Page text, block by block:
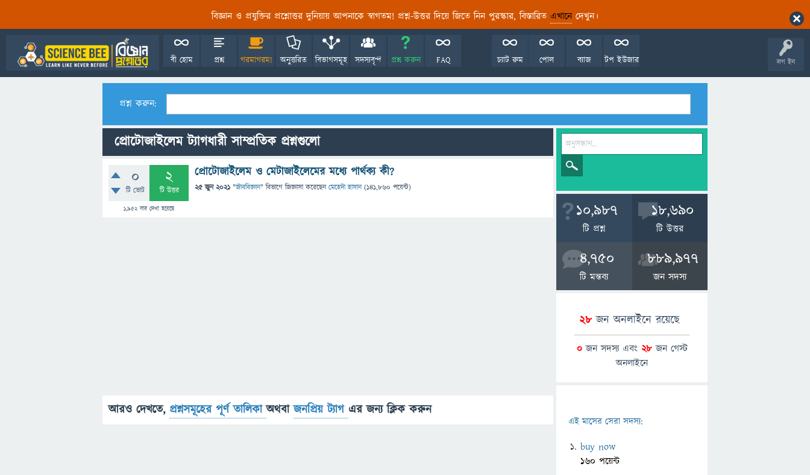
বিজ্ঞান ও প্রযুক্তির প্রশ্নোত্তর দুনিয়ায় আপনাকে স্বাগতম! প্রশ্ন-উত্তর দিয়ে জিতে নিন পুরস্কার, বিস্তারিত এখানেদেখুন।
লগ ইন
বী হোম প্রশ্ন গরমাগরম! অনুত্তরিত বিভাগসমূহ সদস্যবৃন্দ প্রশ্ন করুন FAQ টপ ইউজার
ব্যাজ
পোল
চ্যাট রুম
প্রশ্ন করুন:
প্রোটোজাইলেম ট্যাগধারী সাম্প্রতিক প্রশ্নগুলো
0
টি ভোট
2
টি উত্তর
1,952বার দেখা হয়েছে
প্রোটোজাইলেম ও মেটাজাইলেমের মধ্যে পার্থক্য কী?
25 জুন 2021 "জীববিজ্ঞান" বিভাগে জিজ্ঞাসাকরেছেনমেহেদী হাসান (141,860 পয়েন্ট)
আরও দেখতে, প্রশ্নসমূহের পূর্ণ তালিকাঅথবাজনপ্রিয় ট্যাগ এর জন্য ক্লিক করুন
10,987
টি প্রশ্ন
18,690
টি উত্তর
4,750
টি মন্তব্য
889,977
জন সদস্য
28জন অনলাইনে রয়েছে
0জন সদস্য এবং 28জন গেস্ট
অনলাইনে
এই মাসের সেরা সদস্য:
buy now
160 পয়েন্ট